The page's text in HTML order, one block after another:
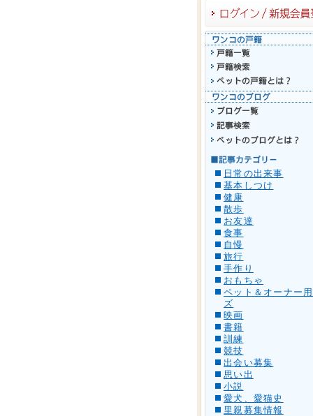
日常の出来事
基本しつけ
健康
散歩
お友達
食事
自慢
旅行
手作り
おもちゃ
ペット＆オーナー
ズ
映画
書籍
訓練
競技
出会い募集
思い出
小説
愛犬、愛猫史
里親募集情報